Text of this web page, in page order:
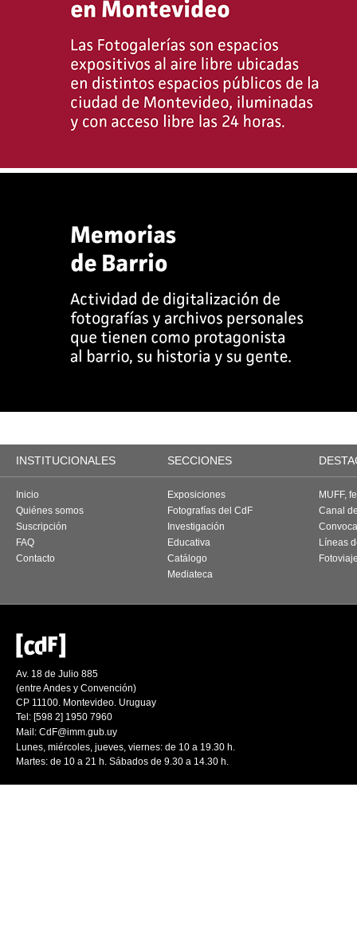
INSTITUCIONALES SECCIONES
Inicio
Quiénes somos
Suscripción
FAQ
Contacto
Exposiciones
Fotografías del CdF
Investigación
Educativa
Catálogo
Mediateca
MUFF,
Canal
Líneas
Av. 18 de Julio 885
(entre Andes y Convención)
CP 11100. Montevideo. Uruguay
Tel: [598 2] 1950 7960
Mail: CdF@imm.gub.uy
Lunes, miércoles, jueves, viernes: de 10 a 19.30 h.
Martes: de 10 a 21 h. Sábados de 9.30 a 14.30 h.